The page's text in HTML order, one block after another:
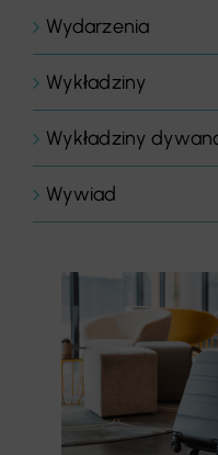
Wydarzenia
Wykładziny
Wykładziny
Wywiad